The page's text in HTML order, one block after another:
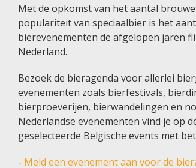
Met de opkomst van het aantal
populariteit van speciaalbier is het
bierevenementen de afgelopen jaren
Nederland.
Bezoek de bieragenda voor allerlei
evenementen zoals bierfestivals,
bierproeverijen, bierwandelingen en
Nederlandse evenementen vind je op
geselecteerde Belgische events met
- Meld een evenement aan voor de